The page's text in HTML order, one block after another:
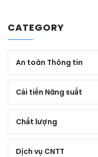
CATEGORY
An toàn Thông tin
Cải tiến Năng suất
Chất lượng
Dịch vụ CNTT